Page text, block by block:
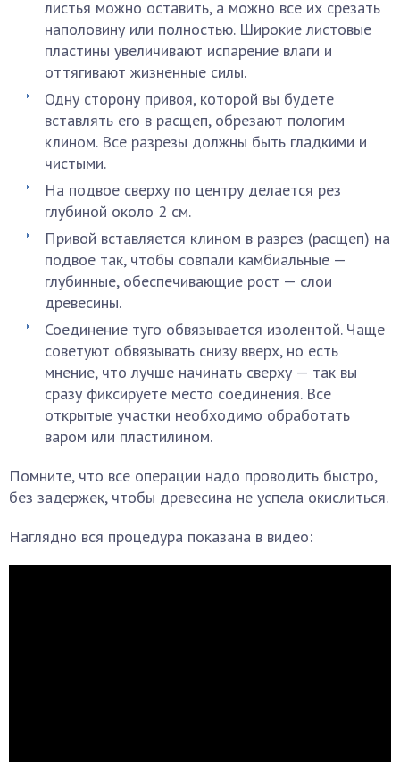
листья можно оставить, а можно все их срезать
наполовину или полностью. Широкие листовые
пластины увеличивают испарение влаги и
оттягивают жизненные силы.
Одну сторону привоя, которой вы будете
вставлять его в расщеп, обрезают пологим
клином. Все разрезы должны быть гладкими и
чистыми.
На подвое сверху по центру делается рез
глубиной около 2 см.
Привой вставляется клином в разрез (расщеп) на
подвое так, чтобы совпали камбиальные —
глубинные, обеспечивающие рост — слои
древесины.
Соединение туго обвязывается изолентой. Чаще
советуют обвязывать снизу вверх, но есть
мнение, что лучше начинать сверху — так вы
сразу фиксируете место соединения. Все
открытые участки необходимо обработать
варом или пластилином.
Помните, что все операции надо проводить быстро,
без задержек, чтобы древесина не успела окислиться.
Наглядно вся процедура показана в видео: